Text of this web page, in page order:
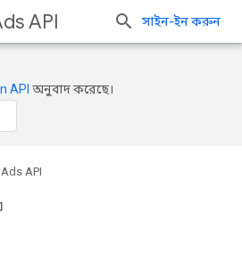
API সাইন-ইন করুন
API অনুবাদ করেছে।
API